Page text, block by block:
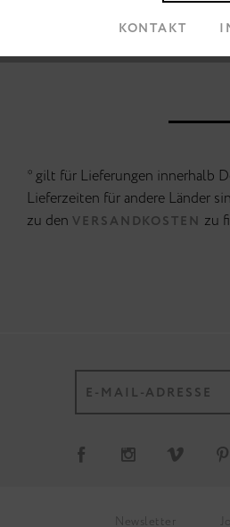
* gilt für Lieferungen innerhalb
Lieferzeiten für andere Länder
zu den VERSANDKOSTEN zu
Newsletter
KONTAKT